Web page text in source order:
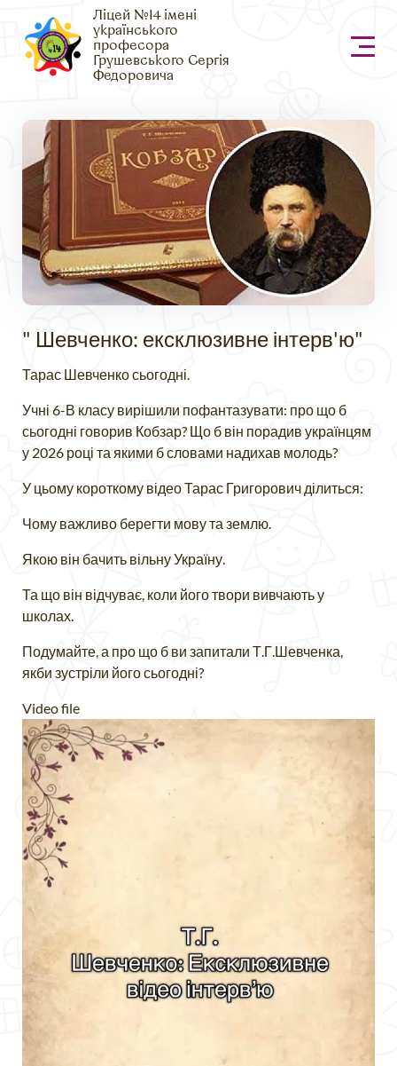
Ліцей №14 імені
українського
професора
Грушевського Сергія
Федоровича
" Шевченко: ексклюзивне інтерв'ю"
Тарас Шевченко сьогодні.
Учні 6-В класу вирішили пофантазувати: про що б
сьогодні говорив Кобзар? Що б він порадив українцям
у 2026 році та якими б словами надихав молодь?
У цьому короткому відео Тарас Григорович ділиться:
Чому важливо берегти мову та землю.
Якою він бачить вільну Україну.
Та що він відчуває, коли його твори вивчають у
школах.
Подумайте, а про що б ви запитали Т.Г.Шевченка,
якби зустріли його сьогодні?
Video file